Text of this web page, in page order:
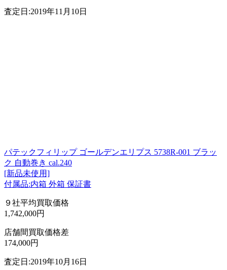
査定日:2019年11月10日
パテックフィリップ ゴールデンエリプス 5738R-001 ブラッ
ク 自動巻き cal.240
[新品未使用]
付属品:内箱 外箱 保証書
９社平均買取価格
1,742,000円
店舗間買取価格差
174,000円
査定日:2019年10月16日